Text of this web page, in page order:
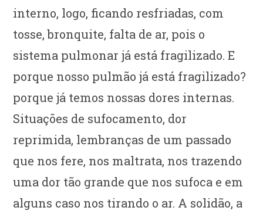
interno, logo, ficando resfriadas, com
tosse, bronquite, falta de ar, pois o
sistema pulmonar já está fragilizado. E
porque nosso pulmão já está fragilizado?
porque já temos nossas dores internas.
Situações de sufocamento, dor
reprimida, lembranças de um passado
que nos fere, nos maltrata, nos trazendo
uma dor tão grande que nos sufoca e em
alguns caso nos tirando o ar. A solidão, a